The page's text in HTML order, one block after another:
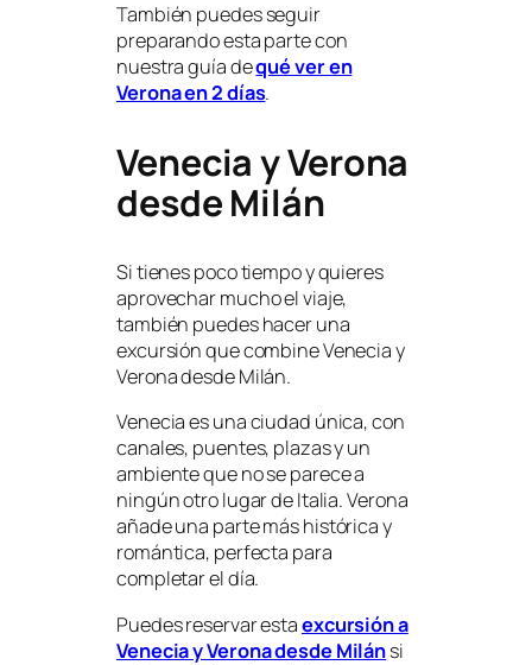
También puedes seguir
preparando esta parte con
nuestra guía dequé ver en
Verona en 2 días.
Venecia y Verona
desde Milán
Si tienes poco tiempo y quieres
aprovechar mucho el viaje,
también puedes hacer una
excursión que combine Venecia y
Verona desde Milán.
Venecia es una ciudad única, con
canales, puentes, plazas y un
ambiente que no se parece a
ningún otro lugar de Italia. Verona
añade una parte más histórica y
romántica, perfecta para
completar el día.
Puedes reservar estaexcursión a
Venecia y Verona desde Milánsi